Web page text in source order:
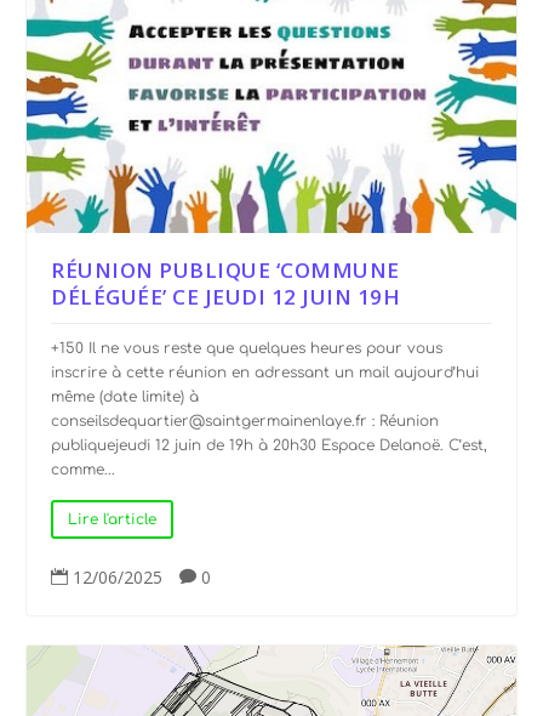
RÉUNION PUBLIQUE ‘COMMUNE
DÉLÉGUÉE’ CE JEUDI 12 JUIN 19H
+150 Il ne vous reste que quelques heures pour vous
inscrire à cette réunion en adressant un mail aujourd’hui
même (date limite) à
conseilsdequartier@saintgermainenlaye.fr : Réunion
publiquejeudi 12 juin de 19h à 20h30 Espace Delanoë. C’est,
comme...
Lire l'article
 12/06/2025  0